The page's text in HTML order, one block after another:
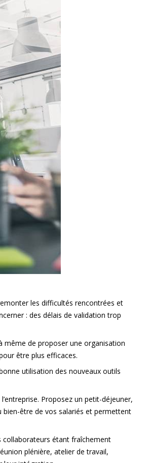
les difficultés rencontrées et
: des délais de validation trop
même de proposer une organisation
être plus efficaces.
utilisation des nouveaux outils
Proposez un petit-déjeuner,
être de vos salariés et permettent
collaborateurs étant fraîchement
plénière, atelier de travail,